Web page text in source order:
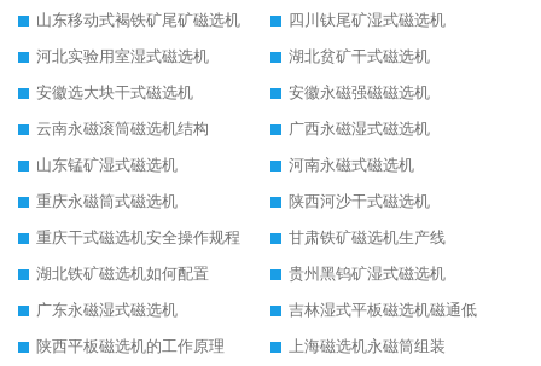
山东移动式褐铁矿尾矿磁选机
四川钛尾矿湿式磁选机
河北实验用室湿式磁选机
湖北贫矿干式磁选机
安徽选大块干式磁选机
安徽永磁强磁磁选机
云南永磁滚筒磁选机结构
广西永磁湿式磁选机
山东锰矿湿式磁选机
河南永磁式磁选机
重庆永磁筒式磁选机
陕西河沙干式磁选机
重庆干式磁选机安全操作规程
甘肃铁矿磁选机生产线
湖北铁矿磁选机如何配置
贵州黑钨矿湿式磁选机
广东永磁湿式磁选机
吉林湿式平板磁选机磁通低
陕西平板磁选机的工作原理
上海磁选机永磁筒组装